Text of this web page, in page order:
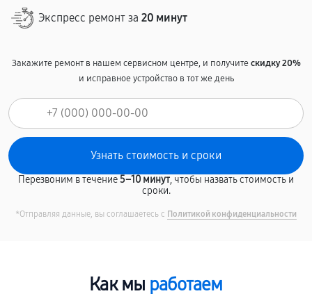
Экспресс ремонт за 20 минут
Закажите ремонт в нашем сервисном центре, и получитескидку 20%
и исправное устройство в тот же день
Перезвоним в течение5–10 минут, чтобы назвать стоимость и
сроки.
*Отправляя данные, вы соглашаетесь с Политикой конфиденциальности
Как мы работаем